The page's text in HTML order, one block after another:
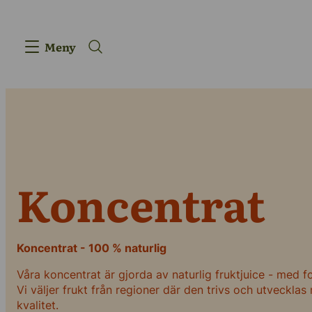
Meny
Produkter
Innovation
Koncentrat
Koncentrat - 100 % naturlig
Våra koncentrat är gjorda av naturlig fruktjuice - med
Vi väljer frukt från regioner där den trivs och
kvalitet.